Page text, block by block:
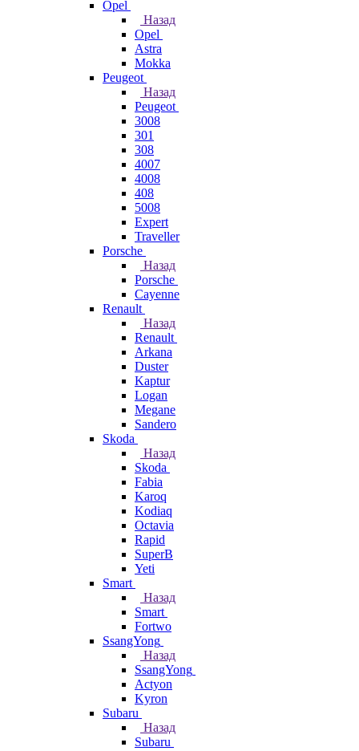
Opel
Назад
Opel
Astra
Mokka
Peugeot
Назад
Peugeot
3008
301
308
4007
4008
408
5008
Expert
Traveller
Porsche
Назад
Porsche
Cayenne
Renault
Назад
Renault
Arkana
Duster
Kaptur
Logan
Megane
Sandero
Skoda
Назад
Skoda
Fabia
Karoq
Kodiaq
Octavia
Rapid
SuperB
Yeti
Smart
Назад
Smart
Fortwo
SsangYong
Назад
SsangYong
Actyon
Kyron
Subaru
Назад
Subaru